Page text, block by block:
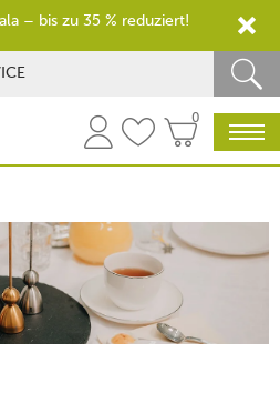
0
– bis zu 35 % reduziert!